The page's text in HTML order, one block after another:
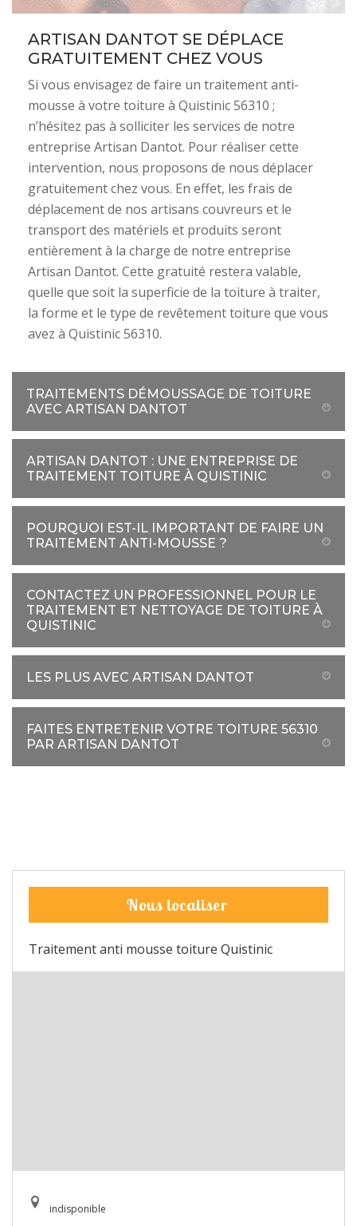
ARTISAN DANTOT SE DÉPLACE
GRATUITEMENT CHEZ VOUS
Si vous envisagez de faire un traitement anti-
mousse à votre toiture à Quistinic 56310 ;
n’hésitez pas à solliciter les services de notre
entreprise Artisan Dantot. Pour réaliser cette
intervention, nous proposons de nous déplacer
gratuitement chez vous. En effet, les frais de
déplacement de nos artisans couvreurs et le
transport des matériels et produits seront
entièrement à la charge de notre entreprise
Artisan Dantot. Cette gratuité restera valable,
quelle que soit la superficie de la toiture à traiter,
la forme et le type de revêtement toiture que vous
avez à Quistinic 56310.
TRAITEMENTS DÉMOUSSAGE DE TOITURE
AVEC ARTISAN DANTOT
ARTISAN DANTOT : UNE ENTREPRISE DE
TRAITEMENT TOITURE À QUISTINIC
POURQUOI EST-IL IMPORTANT DE FAIRE UN
TRAITEMENT ANTI-MOUSSE ?
CONTACTEZ UN PROFESSIONNEL POUR LE
TRAITEMENT ET NETTOYAGE DE TOITURE À
QUISTINIC
LES PLUS AVEC ARTISAN DANTOT
FAITES ENTRETENIR VOTRE TOITURE 56310
PAR ARTISAN DANTOT
Nous localiser
Traitement anti mousse toiture Quistinic
indisponible